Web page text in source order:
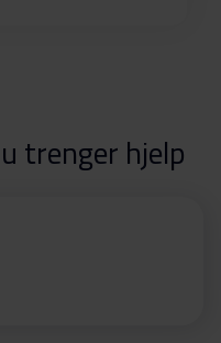
trenger hjelp